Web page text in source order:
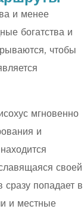
и менее
богатства и
чтобы
мгновенно
и
своей
попадает в
и местные